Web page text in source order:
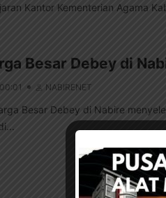
Kantor Kementerian Agama
Besar Debey di
NABIRENET
Besar Debey di Nabire